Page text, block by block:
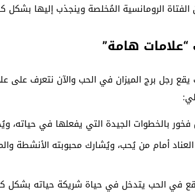
الرومانسية المُخلصة وينجذب إليها بشكل
“علامات هامة”
رجل برج الميزان في الحب والآن نتعرف على
بالخطوات الجيدة التي يفعلها في حياته،
العناد أمام من يُحب، ويُشارك محبوبته الأنشطة
يقع في الحب يتدخل في حياة شريكة حياته